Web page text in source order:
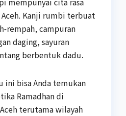
Kanji rumbi terbuat
rempah, campuran
daging, sayuran
berbentuk dadu.
ini bisa Anda temukan
Ramadhan di
terutama wilayah